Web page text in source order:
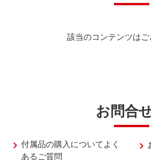
該当のコンテンツはご
お問合
付属品の購入についてよく
あるご質問